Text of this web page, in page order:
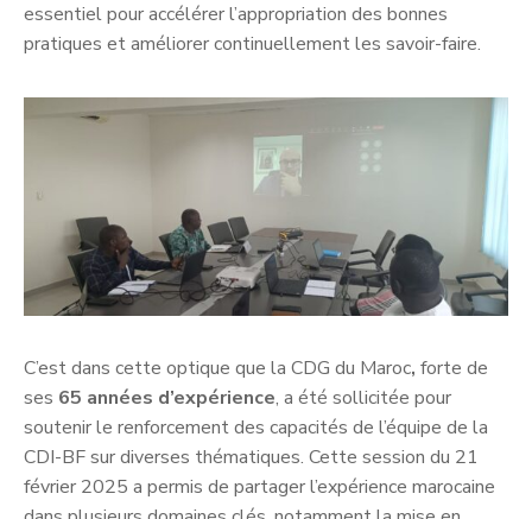
essentiel pour accélérer l’appropriation des bonnes
pratiques et améliorer continuellement les savoir-faire.
C’est dans cette optique que la CDG du Maroc, forte de
ses 65 années d’expérience, a été sollicitée pour
soutenir le renforcement des capacités de l’équipe de la
CDI-BF sur diverses thématiques. Cette session du 21
février 2025 a permis de partager l’expérience marocaine